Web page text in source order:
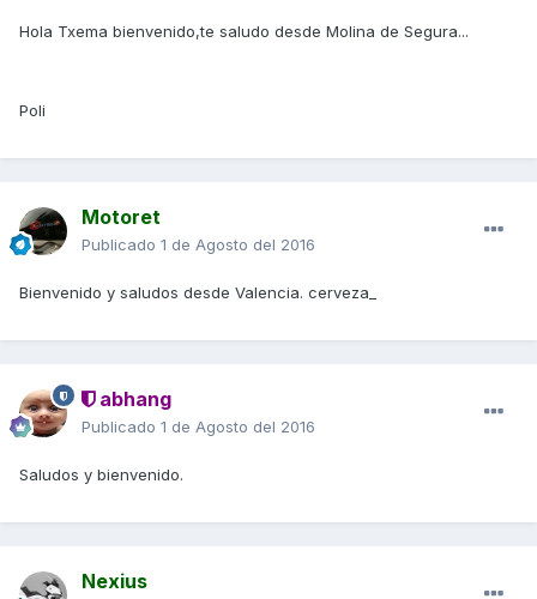
Hola Txema bienvenido,te saludo desde Molina de Segura...
Poli
Motoret
Publicado 1 de Agosto del 2016
Bienvenido y saludos desde Valencia. cerveza_
abhang
Publicado 1 de Agosto del 2016
Saludos y bienvenido.
Nexius